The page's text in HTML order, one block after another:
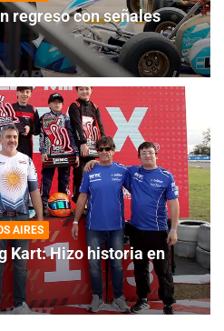
regreso con señales
AIRES
Kart: Hizo historia en